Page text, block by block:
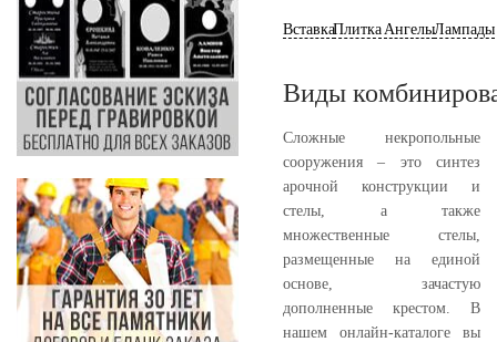
ВставкаПлитка АнгелыЛампады
Виды
Сложные некропольные
сооружения – это синтез
арочной конструкции и
стелы, а также
множественные стелы,
размещенные на единой
основе, зачастую
дополненные крестом. В
нашем онлайн-каталоге вы